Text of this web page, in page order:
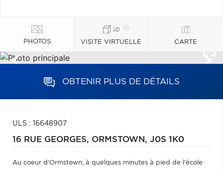
PHOTOS VISITE VIRTUELLE CARTE
OBTENIR PLUS DE DÉTAILS
ULS : 16648907
16 RUE GEORGES, ORMSTOWN, J0S 1K0
Au coeur d'Ormstown, à quelques minutes à pied de l'école